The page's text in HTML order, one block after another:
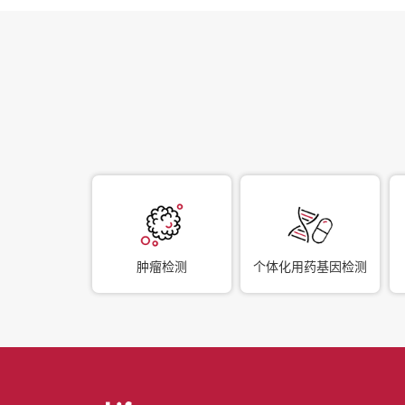
肿瘤检测 个体化用药基因检测